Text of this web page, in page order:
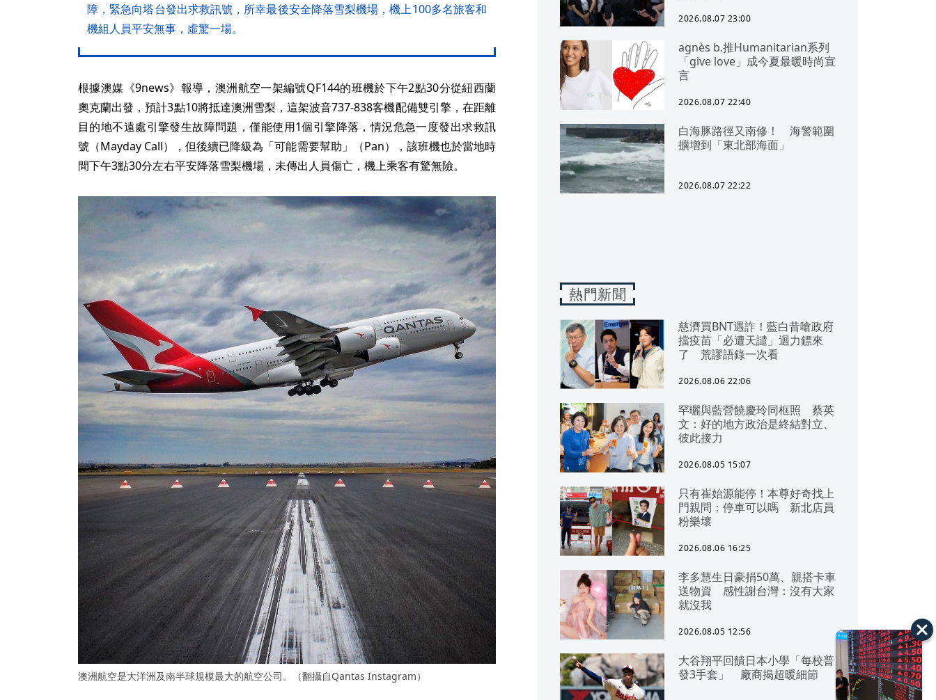
障，緊急向塔台發出求救訊號，所幸最後安全降落雪梨機場，機上100多名旅客和
機組人員平安無事，虛驚一場。
根據澳媒《9news》報導，澳洲航空一架編號QF144的班機於下午2點30分從紐西蘭
奧克蘭出發，預計3點10將抵達澳洲雪梨，這架波音737-838客機配備雙引擎，在距離
目的地不遠處引擎發生故障問題，僅能使用1個引擎降落，情況危急一度發出求救訊
號（Mayday Call），但後續已降級為「可能需要幫助」（Pan），該班機也於當地時
間下午3點30分左右平安降落雪梨機場，未傳出人員傷亡，機上乘客有驚無險。
澳洲航空是大洋洲及南半球規模最大的航空公司。（翻攝自Qantas Instagram）
2026.08.07 23:00
agnès b.推Humanitarian系列
「give love」成今夏最暖時尚宣
言
2026.08.07 22:40
白海豚路徑又南修！ 海警範圍
擴增到「東北部海面」
2026.08.07 22:22
熱門新聞
慈濟買BNT遇詐！藍白昔嗆政府
擋疫苗「必遭天譴」迴力鏢來
了 荒謬語錄一次看
2026.08.06 22:06
罕曬與藍營饒慶玲同框照 蔡英
文：好的地方政治是終結對立、
彼此接力
2026.08.05 15:07
只有崔始源能停！本尊好奇找上
門親問：停車可以嗎 新北店員
粉樂壞
2026.08.06 16:25
李多慧生日豪捐50萬、親搭卡車
送物資 感性謝台灣：沒有大家
就沒我
2026.08.05 12:56
大谷翔平回饋日本小學「每校普
發3手套」 廠商揭超暖細節